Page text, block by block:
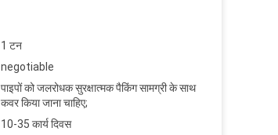
1 टन
negotiable
पाइपों को जलरोधक सुरक्षात्मक पैकिंग सामग्री के साथ
कवर किया जाना चाहिए;
10-35 कार्य दिवस